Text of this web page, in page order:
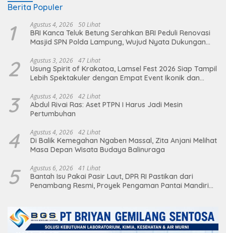
Berita Populer
1 Agustus 4, 2026 50 Lihat
BRI Kanca Teluk Betung Serahkan BRI Peduli Renovasi
Masjid SPN Polda Lampung, Wujud Nyata Dukungan
2 Agustus 3, 2026 47 Lihat
Usung Spirit of Krakatoa, Lamsel Fest 2026 Siap Tampil
Lebih Spektakuler dengan Empat Event Ikonik dan
3 Agustus 4, 2026 42 Lihat
Abdul Rivai Ras: Aset PTPN I Harus Jadi Mesin
Pertumbuhan
4 Agustus 4, 2026 42 Lihat
Di Balik Kemegahan Ngaben Massal, Zita Anjani Melihat
Masa Depan Wisata Budaya Balinuraga
5 Agustus 6, 2026 41 Lihat
Bantah Isu Pakai Pasir Laut, DPR RI Pastikan dari
Penambang Resmi, Proyek Pengaman Pantai Mandiri